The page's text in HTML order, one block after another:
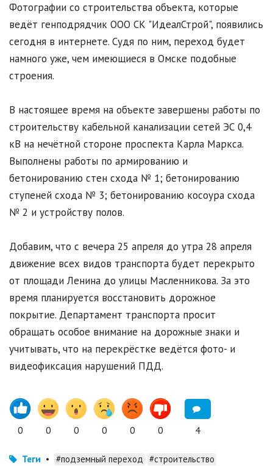
Фотографии со строительства объекта, которые
ведёт генподрядчик ООО СК "ИдеалСтрой", появились
сегодня в интернете. Судя по ним, переход будет
намного уже, чем имеющиеся в Омске подобные
строения.
В настоящее время на объекте завершены работы по
строительству кабельной канализации сетей ЭС 0,4
кВ на нечётной стороне проспекта Карла Маркса.
Выполнены работы по армированию и
бетонированию стен схода № 1; бетонированию
ступеней схода № 3; бетонированию косоура схода
№ 2 и устройству полов.
Добавим, что с вечера 25 апреля до утра 28 апреля
движение всех видов транспорта будет перекрыто
от площади Ленина до улицы Масленникова. За это
время планируется восстановить дорожное
покрытие. Департамент транспорта просит
обращать особое внимание на дорожные знаки и
учитывать, что на перекрёстке ведётся фото- и
видеофиксация нарушений ПДД.
0 0 0 0 0 0 4
Теги • #подземный переход #строительство